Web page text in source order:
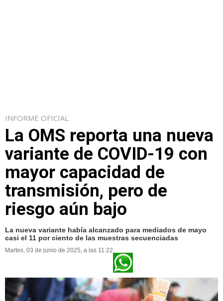
INFORME OFICIAL
La OMS reporta una nueva
variante de COVID-19 con
mayor capacidad de
transmisión, pero de
riesgo aún bajo
La nueva variante había alcanzado para mediados de mayo
casi el 11 por ciento de las muestras secuenciadas
Martes, 03 de junio de 2025, a las 11:22